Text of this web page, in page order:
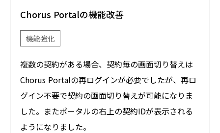
Chorus Portalの機能改善
機能強化
複数の契約がある場合、契約毎の画面切り替えは
Chorus Portalの再ログインが必要でしたが、再ロ
グイン不要で契約の画面切り替えが可能になりま
した。またポータルの右上の契約IDが表示される
ようになりました。